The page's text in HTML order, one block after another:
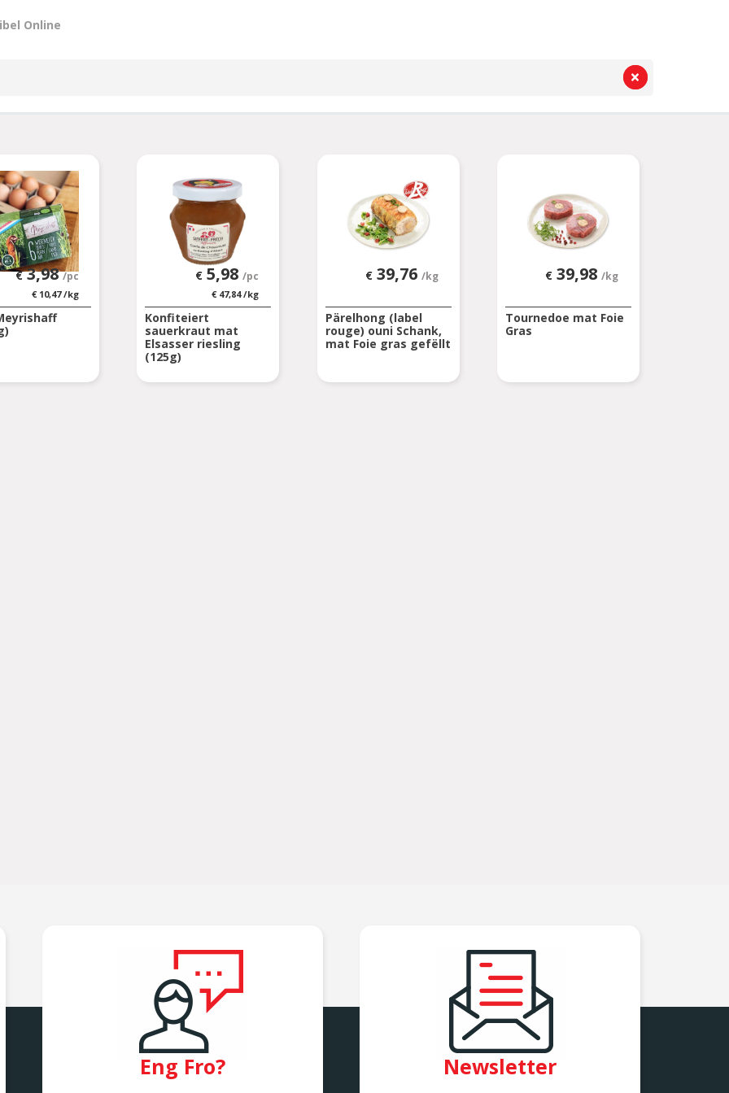
Online
€3,98 /pc
€10,47/kg
€5,98 /pc
€47,84/kg
Konfiteiert
sauerkraut mat
Elsasser riesling
(125g)
€ 39,76 /kg
Pärelhong (label
rouge) ouni Schank,
mat Foie gras gefëllt
€ 39,98 /kg
Tournedoe mat Foie
Gras
Eng Fro? Newsletter